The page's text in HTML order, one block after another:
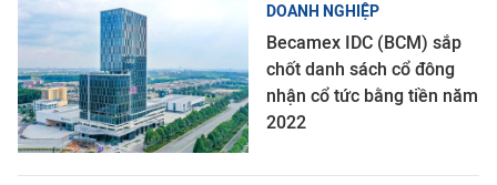
DOANH NGHIỆP
Becamex IDC (BCM) sắp
chốt danh sách cổ đông
nhận cổ tức bằng tiền năm
2022